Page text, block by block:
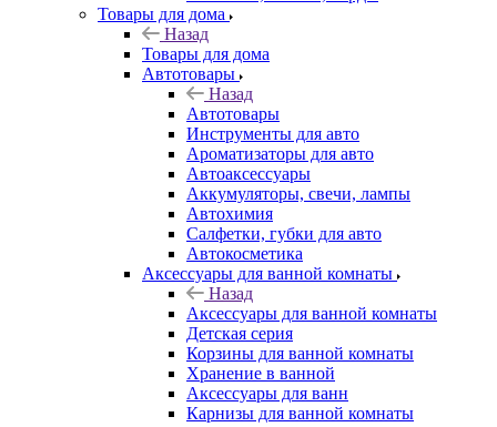
Товары для дома
Назад
Товары для дома
Автотовары
Назад
Автотовары
Инструменты для авто
Ароматизаторы для авто
Автоаксессуары
Аккумуляторы, свечи, лампы
Автохимия
Салфетки, губки для авто
Автокосметика
Аксессуары для ванной комнаты
Назад
Аксессуары для ванной комнаты
Детская серия
Корзины для ванной комнаты
Хранение в ванной
Аксессуары для ванн
Карнизы для ванной комнаты